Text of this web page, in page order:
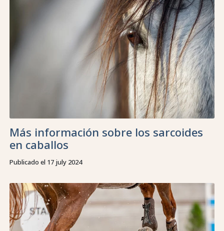
Más información sobre los sarcoides
en caballos
Publicado el 17 july 2024